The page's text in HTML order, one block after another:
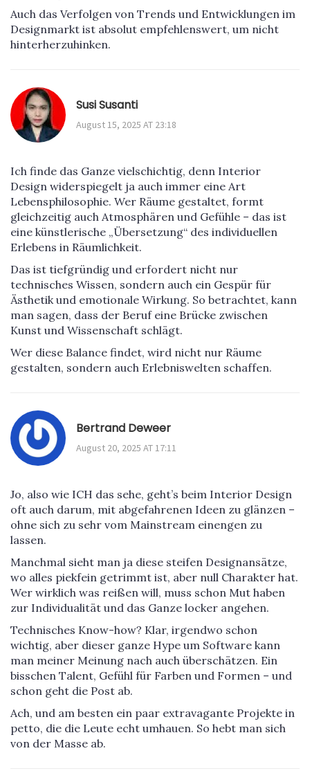
Auch das Verfolgen von Trends und Entwicklungen im
Designmarkt ist absolut empfehlenswert, um nicht
hinterherzuhinken.
Susi Susanti
August 15, 2025 AT 23:18
Ich finde das Ganze vielschichtig, denn Interior
Design widerspiegelt ja auch immer eine Art
Lebensphilosophie. Wer Räume gestaltet, formt
gleichzeitig auch Atmosphären und Gefühle – das ist
eine künstlerische „Übersetzung“ des individuellen
Erlebens in Räumlichkeit.
Das ist tiefgründig und erfordert nicht nur
technisches Wissen, sondern auch ein Gespür für
Ästhetik und emotionale Wirkung. So betrachtet, kann
man sagen, dass der Beruf eine Brücke zwischen
Kunst und Wissenschaft schlägt.
Wer diese Balance findet, wird nicht nur Räume
gestalten, sondern auch Erlebniswelten schaffen.
Bertrand Deweer
August 20, 2025 AT 17:11
Jo, also wie ICH das sehe, geht’s beim Interior Design
oft auch darum, mit abgefahrenen Ideen zu glänzen –
ohne sich zu sehr vom Mainstream einengen zu
lassen.
Manchmal sieht man ja diese steifen Designansätze,
wo alles piekfein getrimmt ist, aber null Charakter hat.
Wer wirklich was reißen will, muss schon Mut haben
zur Individualität und das Ganze locker angehen.
Technisches Know-how? Klar, irgendwo schon
wichtig, aber dieser ganze Hype um Software kann
man meiner Meinung nach auch überschätzen. Ein
bisschen Talent, Gefühl für Farben und Formen – und
schon geht die Post ab.
Ach, und am besten ein paar extravagante Projekte in
petto, die die Leute echt umhauen. So hebt man sich
von der Masse ab.